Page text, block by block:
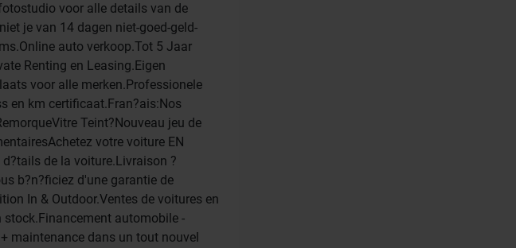
voor alle details van de
je van 14 dagen niet-goed-geld-
auto verkoop.Tot 5 Jaar
Renting en Leasing.Eigen
voor alle merken.Professionele
en km certificaat.Fran?ais:Nos
Teint?Nouveau jeu de
votre voiture EN
de la voiture.Livraison ?
b?n?ficiez d'une garantie de
In & Outdoor.Ventes de voitures en
automobile -
maintenance dans un tout nouvel